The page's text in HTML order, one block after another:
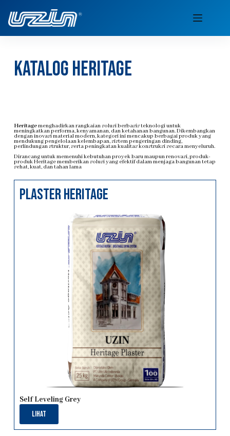
katalog heritage
Heritagemenghadirkan rangkaian solusi berbasis teknologi untuk
meningkatkan performa, kenyamanan, dan ketahanan bangunan. Dikembangkan
dengan inovasi material modern, kategori ini mencakup berbagai produk yang
mendukung pengelolaan kelembapan, sistem pengeringan dinding,
perlindungan struktur, serta peningkatan kualitas konstruksi secara menyeluruh.
Dirancang untuk memenuhi kebutuhan proyek baru maupun renovasi, produk-
produk Heritage memberikan solusi yang efektif dalam menjaga bangunan tetap
sehat, kuat, dan tahan lama
plaster heritage
Self Leveling Grey
Lihat